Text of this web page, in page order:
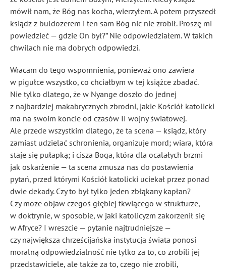
mówił nam, że Bóg nas kocha, wierzyłem. A potem przyszedł
ksiądz z buldożerem i ten sam Bóg nic nie zrobił. Proszę mi
powiedzieć — gdzie On był?” Nie odpowiedziałem. W takich
chwilach nie ma dobrych odpowiedzi.
Wracam do tego wspomnienia, ponieważ ono zawiera
w pigułce wszystko, co chciałbym w tej książce zbadać.
Nie tylko dlatego, że w Nyange doszło do jednej
z najbardziej makabrycznych zbrodni, jakie Kościół katolicki
ma na swoim koncie od czasów II wojny światowej.
Ale przede wszystkim dlatego, że ta scena — ksiądz, który
zamiast udzielać schronienia, organizuje mord; wiara, która
staje się pułapką; i cisza Boga, która dla ocalałych brzmi
jak oskarżenie — ta scena zmusza nas do postawienia
pytań, przed którymi Kościół katolicki uciekał przez ponad
dwie dekady. Czy to był tylko jeden zbłąkany kapłan?
Czy może objaw czegoś głębiej tkwiącego w strukturze,
w doktrynie, w sposobie, w jaki katolicyzm zakorzenił się
w Afryce? I wreszcie — pytanie najtrudniejsze —
czy największa chrześcijańska instytucja świata ponosi
moralną odpowiedzialność nie tylko za to, co zrobili jej
przedstawiciele, ale także za to, czego nie zrobili,